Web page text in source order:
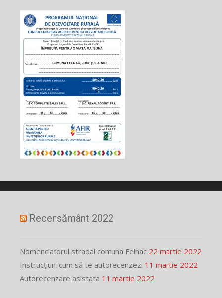
Recensământ 2022
Nomenclatorul stradal comuna Felnac 22 martie 2022
Instrucțiuni cum să te autorecenzezi 11 martie 2022
Autorecenzare asistata 11 martie 2022